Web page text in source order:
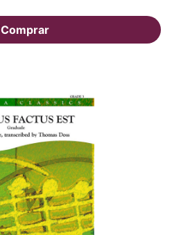
Comprar